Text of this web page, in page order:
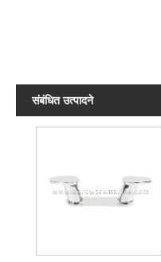
संबंधित उत्पादने